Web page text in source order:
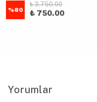
%80
₺ 3,750.00
₺ 750.00
Yorumlar